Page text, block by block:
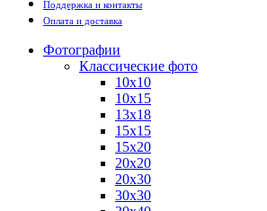
Поддержка и контакты
Оплата и доставка
Фотографии
Классические фото
10х10
10х15
13х18
15х15
15х20
20х20
20х30
30х30